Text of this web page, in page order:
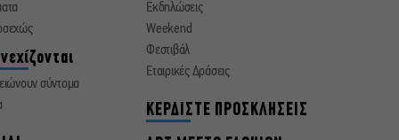
σύντομα
Εκδηλώσεις
Weekend
Φεστιβάλ
Εταιρικές Δράσεις
ΚΕΡΔΙΣΤΕ ΠΡΟΣΚΛΗΣΕΙΣ